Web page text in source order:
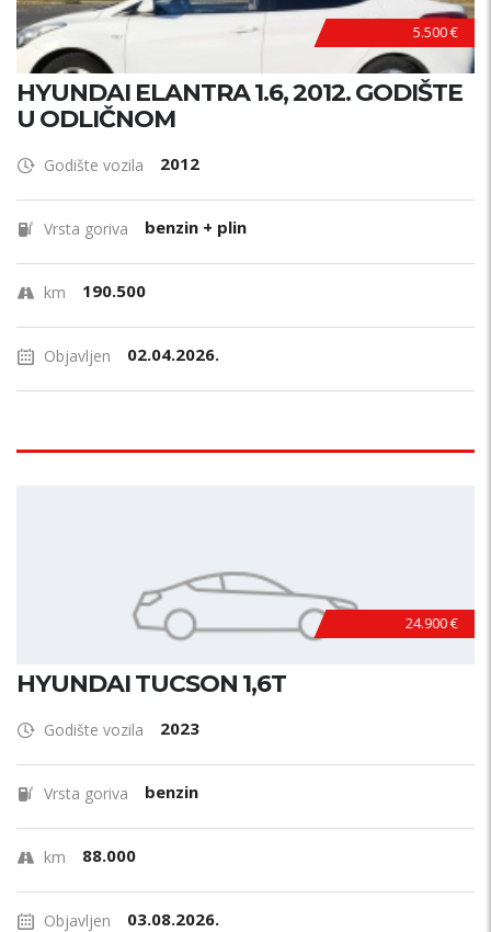
5.500 €
HYUNDAI ELANTRA 1.6, 2012. GODIŠTE
U ODLIČNOM
Godište vozila 2012
Vrsta goriva benzin + plin
km 190.500
Objavljen 02.04.2026.
24.900 €
HYUNDAI TUCSON 1,6T
Godište vozila 2023
Vrsta goriva benzin
km 88.000
Objavljen 03.08.2026.